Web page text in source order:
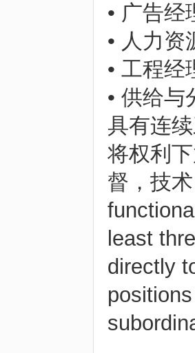
• 广告经
• 人力资
• 工程经
• 供给
具有连
将权利
督，技
least
directly